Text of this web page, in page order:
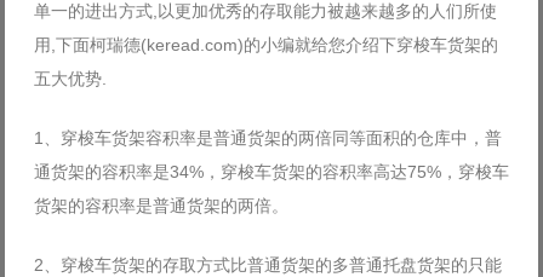
单一的进出方式,以更加优秀的存取能力被越来越多的人们所使
用,下面柯瑞德(keread.com)的小编就给您介绍下穿梭车货架的
五大优势.
1、穿梭车货架容积率是普通货架的两倍同等面积的仓库中，普
通货架的容积率是34%，穿梭车货架的容积率高达75%，穿梭车
货架的容积率是普通货架的两倍。
2、穿梭车货架的存取方式比普通货架的多普通托盘货架的只能
Forgot your password?
Forgot your username?